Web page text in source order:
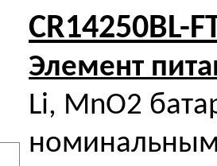
CR14250BL-
Элемент
Li, MnO2